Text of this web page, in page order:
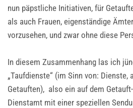
nun päpstliche Initiativen, für
als auch Frauen, eigenständige
vorzusehen, und zwar ohne diese
In diesem Zusammenhang las ich
„Taufdienste“ (im Sinn von: Dienste,
Getauften), also ein auf dem
Dienstamt mit einer speziellen